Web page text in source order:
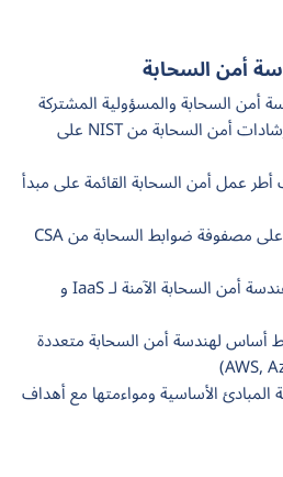
أمن السحابة
أمن السحابة والمسؤولية المشتركة
تطبيق إرشادات أمن السحابة من NIST على
عمل أمن السحابة القائمة على مبدأ
التدريب على مصفوفة ضوابط السحابة من CSA
تصميم هندسة أمن السحابة الآمنة لـ IaaS و
أساس لهندسة أمن السحابة متعددة
المبادئ الأساسية ومواءمتها مع أهداف